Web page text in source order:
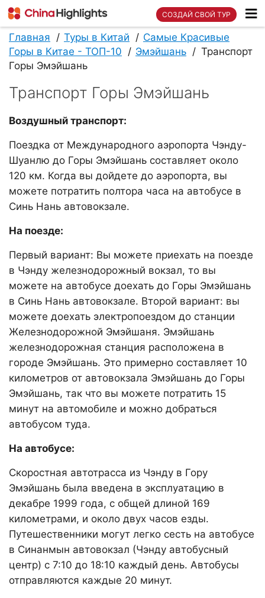
СОЗДАЙ СВОЙ ТУР
Главная Туры в Китай
Самые Красивые
Горы в Китае - ТОП-10
Эмэйшань
Транспорт
Горы Эмэйшань
Транспорт Горы Эмэйшань
Воздушный транспорт:
Поездка от Международного аэропорта Чэнду-
Шуанлю до Горы Эмэйшань составляет около
120 км. Когда вы дойдете до аэропорта, вы
можете потратить полтора часа на автобусе в
Синь Нань автовокзале.
На поезде:
Первый вариант: Вы можете приехать на поезде
в Чэнду железнодорожный вокзал, то вы
можете на автобусе доехать до Горы Эмэйшань
в Синь Нань автовокзале. Второй вариант: вы
можете доехать электропоездом до станции
Железнодорожной Эмэйшаня. Эмэйшань
железнодорожная станция расположена в
городе Эмэйшань. Это примерно составляет 10
километров от автовокзала Эмэйшань до Горы
Эмэйшань, так что вы можете потратить 15
минут на автомобиле и можно добраться
автобусом туда.
На автобусе:
Скоростная автотрасса из Чэнду в Гору
Эмэйшань была введена в эксплуатацию в
декабре 1999 года, с общей длиной 169
километрами, и около двух часов езды.
Путешественники могут легко сесть на автобусе
в Синанмын автовокзал (Чэнду автобусный
центр) с 7:10 до 18:10 каждый день. Автобусы
отправляются каждые 20 минут.